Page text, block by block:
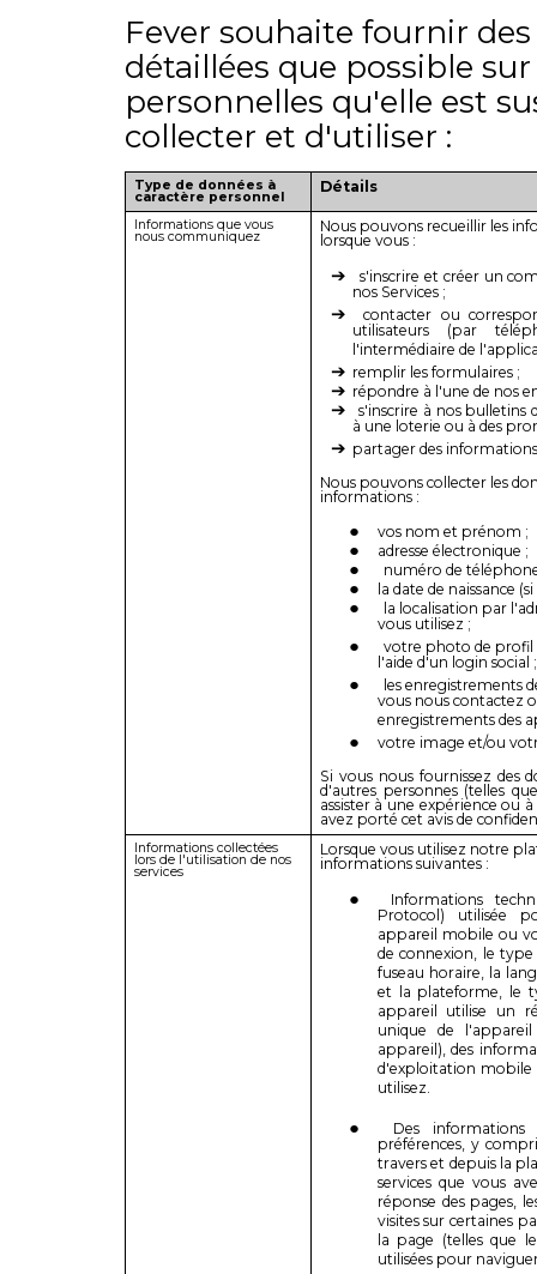
Fever souhaite fournir
détaillées que possible
personnelles qu'elle est
collecter et d'utiliser :
Type de données à
caractère personnel
Détails
Informations que vous
nous communiquez
Nous pouvons recueillir les
lorsque vous :
s'inscrire et créer un
nos Services ;
contacter ou
utilisateurs (par
l'intermédiaire de
remplir les formulaires ;
répondre à l'une de nos
s'inscrire à nos
à une loterie ou à des
partager des informations
Nous pouvons collecter les
informations :
vos nom et prénom ;
adresse électronique ;
numéro de
la date de naissance
la localisation par
vous utilisez ;
votre photo de profil
l'aide d'un login social ;
les enregistrements
vous nous contactez
enregistrements des
votre image et/ou
Si vous nous fournissez des
d'autres personnes (telles
assister à une expérience ou
avez porté cet avis de
Informations collectées
lors de l'utilisation de nos
services
Lorsque vous utilisez notre
informations suivantes :
Informations
Protocol) utilisée
appareil mobile ou
de connexion, le
fuseau horaire, la
et la plateforme, le
appareil utilise un
unique de
appareil), des
d'exploitation mobile
utilisez.
Des
préférences, y
travers et depuis la
services que vous
réponse des pages,
visites sur certaines
la page (telles que
utilisées pour